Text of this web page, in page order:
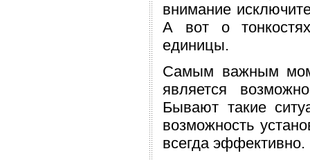
внимание
А вот о
единицы.
Самым важным
является
Бывают такие
возможность
всегда эффективно.